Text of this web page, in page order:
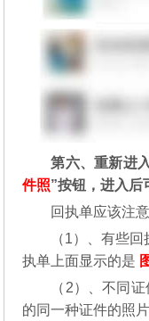
第六、重新进
件照”按钮，进入后
回执单应该注意
（1）、有些
执单上面显示的是
（2）、不同
的同一种证件的照